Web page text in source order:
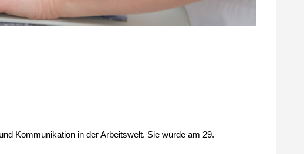
Kommunikation in der Arbeitswelt. Sie wurde am 29.